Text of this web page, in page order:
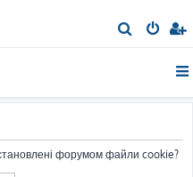
о
форумом файли cookie?